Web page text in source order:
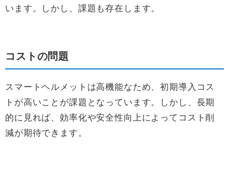
います。しかし、課題も存在します。
コストの問題
スマートヘルメットは高機能なため、初期導入コス
トが高いことが課題となっています。しかし、長期
的に見れば、効率化や安全性向上によってコスト削
減が期待できます。